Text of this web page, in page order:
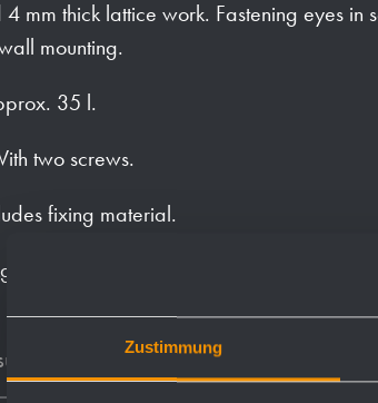
Zustimmung
mm thick lattice work. Fastening eyes in
mounting.
35 l.
two screws.
fixing material.
0.9